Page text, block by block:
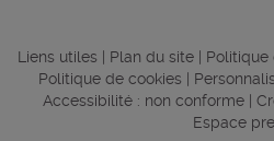
Liens utiles Plan du site Politique
Politique de cookies
Accessibilité : non conforme|
Espace